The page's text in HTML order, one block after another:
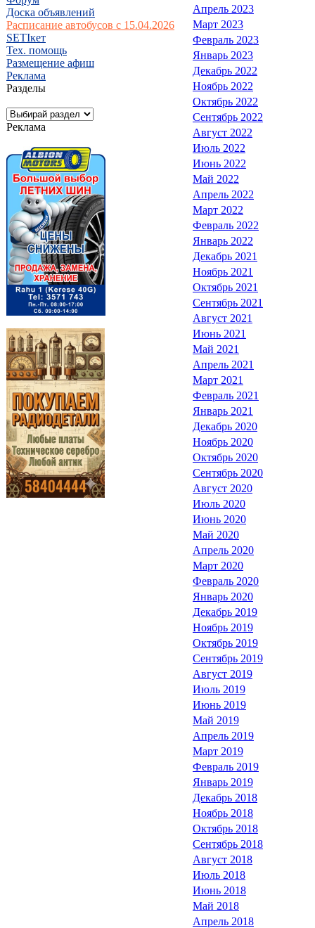
Доска объявлений
Расписание автобусов с 15.04.2026
SETIкет
Тех. помощь
Размещение афиш
Реклама
Разделы
Реклама
Апрель 2023
Март 2023
Февраль 2023
Январь 2023
Декабрь 2022
Ноябрь 2022
Октябрь 2022
Сентябрь 2022
Август 2022
Июль 2022
Июнь 2022
Май 2022
Апрель 2022
Март 2022
Февраль 2022
Январь 2022
Декабрь 2021
Ноябрь 2021
Октябрь 2021
Сентябрь 2021
Август 2021
Июнь 2021
Май 2021
Апрель 2021
Март 2021
Февраль 2021
Январь 2021
Декабрь 2020
Ноябрь 2020
Октябрь 2020
Сентябрь 2020
Август 2020
Июль 2020
Июнь 2020
Май 2020
Апрель 2020
Март 2020
Февраль 2020
Январь 2020
Декабрь 2019
Ноябрь 2019
Октябрь 2019
Сентябрь 2019
Август 2019
Июль 2019
Июнь 2019
Май 2019
Апрель 2019
Март 2019
Февраль 2019
Январь 2019
Декабрь 2018
Ноябрь 2018
Октябрь 2018
Сентябрь 2018
Август 2018
Июль 2018
Июнь 2018
Май 2018
Апрель 2018